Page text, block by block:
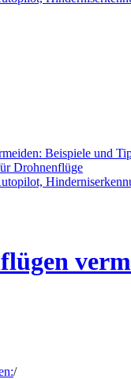
Beispiele und
Drohnenflüge
/